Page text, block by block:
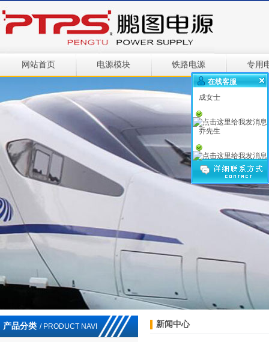
网站首页 电源模块 铁路电源 专用
产品分类 / PRODUCT NAVI 新闻中心
在线客服
成女士
乔先生